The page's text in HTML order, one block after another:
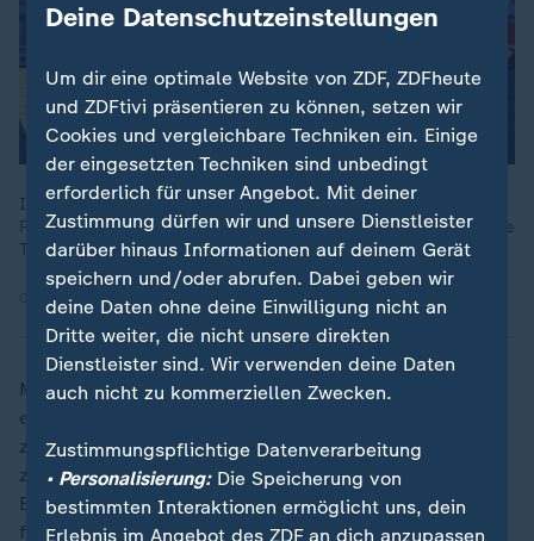
Im letzten Spiel vor der EM gewinnen die deutschen
Fußballerinnen in der Nations League in Österreich mit 6:0. Alle
Treffer fallen vor der Pause, der erste nach 14 Sekunden.
03.06.2025 | 7:22 min
Man hoffe dadurch auf "die beste Kombination" für
eine erfolgreiche internationale Bewerbung gefunden
zu haben. Die finalen Unterlagen muss der DFB bis
zum 27. August 2025 bei der UEFA einreichen, die
Entscheidung über die Frauen-Europameisterschaft
fällt Ende des Jahres das UEFA-Exekutivkomitee.
Deine Datenschutzeinstellungen
Um dir eine optimale Website von ZDF, ZDFheute
und ZDFtivi präsentieren zu können, setzen wir
Cookies und vergleichbare Techniken ein. Einige
der eingesetzten Techniken sind unbedingt
erforderlich für unser Angebot. Mit deiner
Zustimmung dürfen wir und unsere Dienstleister
darüber hinaus Informationen auf deinem Gerät
speichern und/oder abrufen. Dabei geben wir
deine Daten ohne deine Einwilligung nicht an
Dritte weiter, die nicht unsere direkten
Dienstleister sind. Wir verwenden deine Daten
auch nicht zu kommerziellen Zwecken.
Zustimmungspflichtige Datenverarbeitung
• Personalisierung:Die Speicherung von
bestimmten Interaktionen ermöglicht uns, dein
Erlebnis im Angebot des ZDF an dich anzupassen